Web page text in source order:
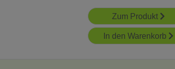
Zum Produkt
In den Warenkorb